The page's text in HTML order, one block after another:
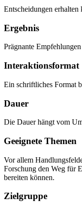
Entscheidungen
Ergebnis
Prägnante
Interaktionsformat
Ein schriftliches Format
Dauer
Die Dauer hängt vom
Geeignete Themen
Vor allem
Forschung den Weg für
bereiten können.
Zielgruppe